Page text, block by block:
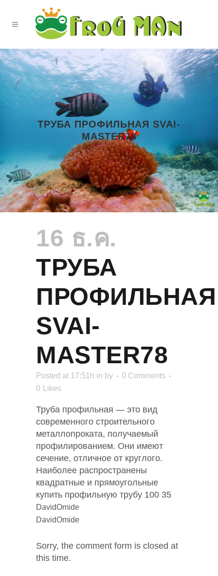
ТРУБА ПРОФИЛЬНАЯ SVAI-
MASTER78
16 ธ.ค.
ТРУБА
ПРОФИЛЬНАЯ
SVAI-
MASTER78
Posted at 17:51h in by
0 Comments
0
Likes
Труба профильная — это вид
современного строительного
металлопроката, получаемый
профилированием. Они имеют
сечение, отличное от круглого.
Наиболее распространены
квадратные и прямоугольные
купить профильную трубу 100 35
DavidOmide
DavidOmide
Sorry, the comment form is closed at
this time.